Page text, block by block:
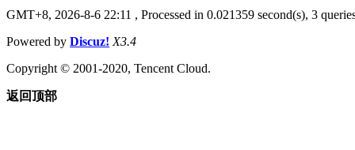
GMT+8, 2026-8-6 22:11 , Processed in 0.021359 second(s), 3
Powered by Discuz! X3.4
Copyright © 2001-2020, Tencent Cloud.
返回顶部